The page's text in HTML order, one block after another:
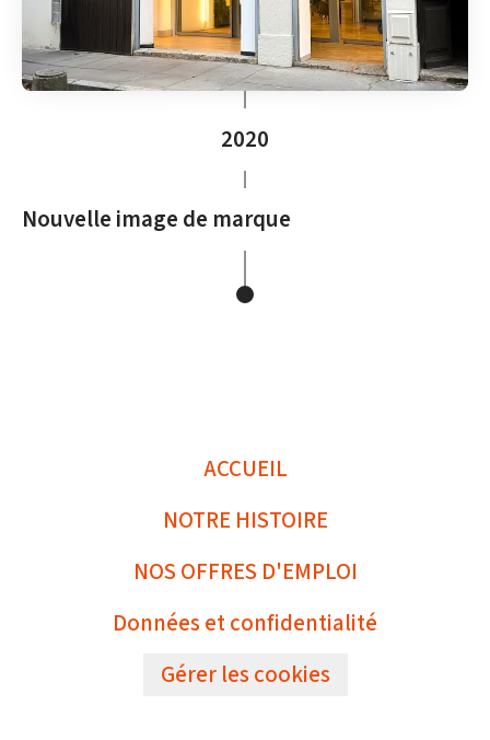
2020
Nouvelle image de marque
ACCUEIL
NOTRE HISTOIRE
NOS OFFRES D'EMPLOI
Données et confidentialité
Gérer les cookies